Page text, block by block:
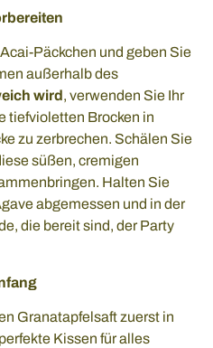
Päckchen und geben Sie
außerhalb des
wird, verwenden Sie Ihr
tiefvioletten Brocken in
zu zerbrechen. Schälen Sie
süßen, cremigen
Halten Sie
abgemessen und in der
die bereit sind, der Party
Granatapfelsaft zuerst in
Kissen für alles